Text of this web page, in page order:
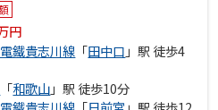
円
鐵貴志川線 「田中口 」駅 徒歩4
「和歌山」駅 徒歩10分